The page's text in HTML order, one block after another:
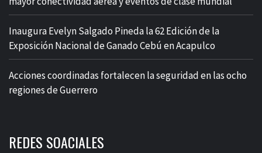
Inaugura Evelyn Salgado Pineda la 62 Edición de la
Exposición Nacional de Ganado Cebú en Acapulco
Acciones coordinadas fortalecen la seguridad en las ocho
regiones de Guerrero
REDES SOACIALES